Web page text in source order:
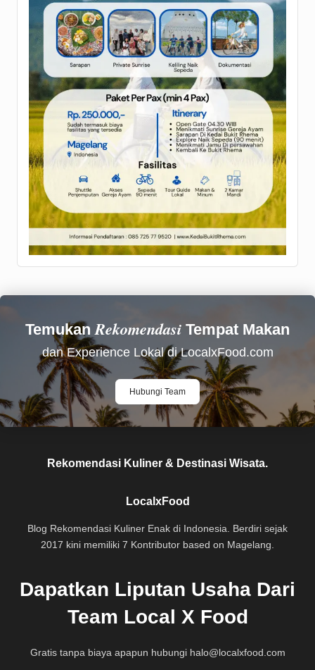
TemukanRekomendasi Tempat Makan
dan Experience Lokal di LocalxFood.com
Hubungi Team
Rekomendasi Kuliner & Destinasi Wisata.
LocalxFood
Blog Rekomendasi Kuliner Enak di Indonesia. Berdiri sejak
2017 kini memiliki 7 Kontributor based on Magelang.
Dapatkan Liputan Usaha Dari
Team Local X Food
Gratis tanpa biaya apapun hubungi halo@localxfood.com